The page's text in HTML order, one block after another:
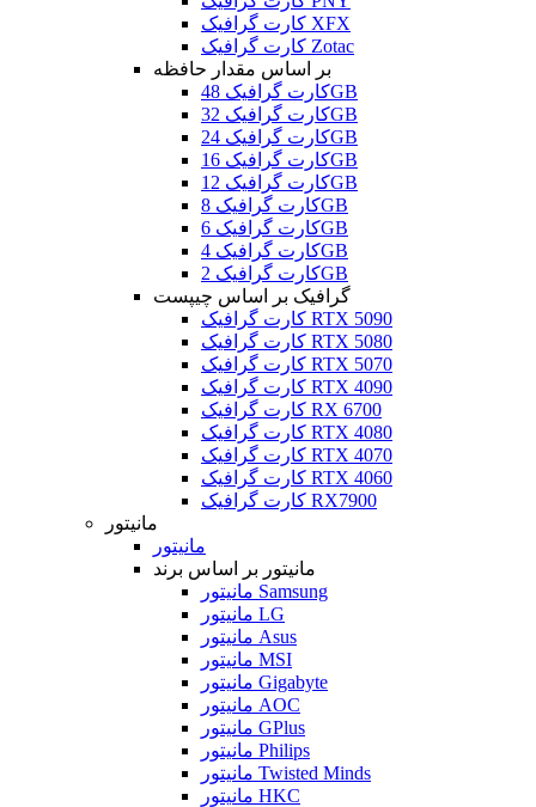
کارت گرافیک XFX
کارت گرافیک Zotac
بر اساس مقدار حافظه
کارت گرافیک 48GB
کارت گرافیک 32GB
کارت گرافیک 24GB
کارت گرافیک 16GB
کارت گرافیک 12GB
کارت گرافیک 8GB
کارت گرافیک 6GB
کارت گرافیک 4GB
کارت گرافیک 2GB
گرافیک بر اساس چیپست
کارت گرافیک RTX 5090
کارت گرافیک RTX 5080
کارت گرافیک RTX 5070
کارت گرافیک RTX 4090
کارت گرافیک RX 6700
کارت گرافیک RTX 4080
کارت گرافیک RTX 4070
کارت گرافیک RTX 4060
کارت گرافیک RX7900
مانیتور
مانیتور
مانیتور بر اساس برند
مانیتور Samsung
مانیتور LG
مانیتور Asus
مانیتور MSI
مانیتور Gigabyte
مانیتور AOC
مانیتور GPlus
مانیتور Philips
مانیتور Twisted Minds
مانیتور HKC